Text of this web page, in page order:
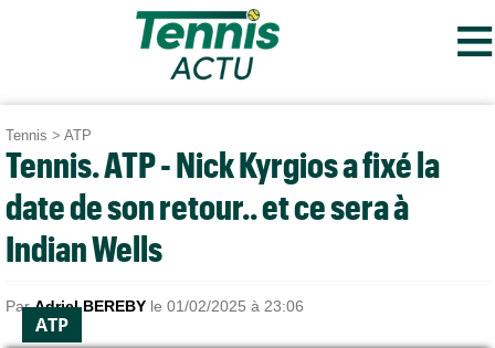
≡
Tennis > ATP
Tennis. ATP - Nick Kyrgios a fixé la
date de son retour.. et ce sera à
Indian Wells
ParAdriel BEREBY le 01/02/2025 à 23:06
ATP